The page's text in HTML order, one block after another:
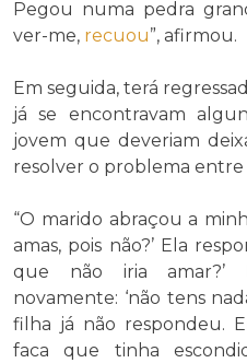
Pegou numa pedra
ver-me, recuou”, afirmou.
Em seguida, terá
já se encontravam
jovem que deveriam
resolver o problema entre
“O marido abraçou a
amas, pois não?’ Ela
que não iria amar?’
novamente: ‘não tens
filha já não respondeu.
faca que tinha